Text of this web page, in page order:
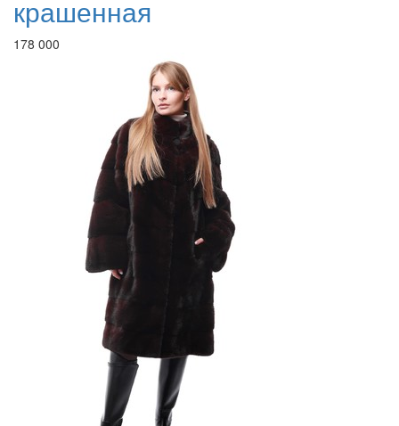
крашенная
178 000